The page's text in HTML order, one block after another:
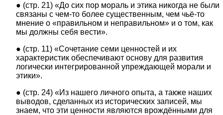
● (стр. 21) «До сих пор мораль и этика никогда не были
связаны с чем-то более существенным, чем чьё-то
мнение о «правильном и неправильном» и о том, как
мы должны себя вести».
● (стр. 11) «Сочетание семи ценностей и их
характеристик обеспечивают основу для развития
логически интегрированной упреждающей морали и
этики».
● (стр. 24) «Из нашего личного опыта, а также наших
выводов, сделанных из исторических записей, мы
знаем, что эти ценности являются врождёнными для